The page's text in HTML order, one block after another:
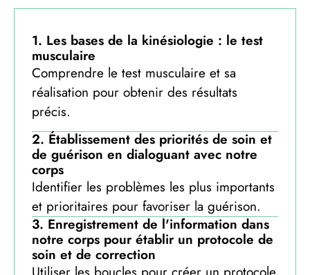
1. Les bases de la kinésiologie : le test
musculaire
Comprendre le test musculaire et sa
réalisation pour obtenir des résultats
précis.
2. Établissement des priorités de soin et
de guérison en dialoguant avec notre
corps
Identifier les problèmes les plus importants
et prioritaires pour favoriser la guérison.
3. Enregistrement de l'information dans
notre corps pour établir un protocole de
soin et de correction